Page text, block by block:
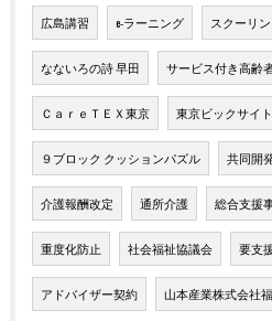
広島講習 e-ラーニング スクーリ
なないろの詩 早田 サービス付き高齢
ＣａｒｅＴＥＸ東京 東京ビックサイト
９ブロック クッションパズル 共同開
介護報酬改定 通所介護 総合支援
重度化防止 社会福祉協議会 要支
アドバイザー契約 山本産業株式会社